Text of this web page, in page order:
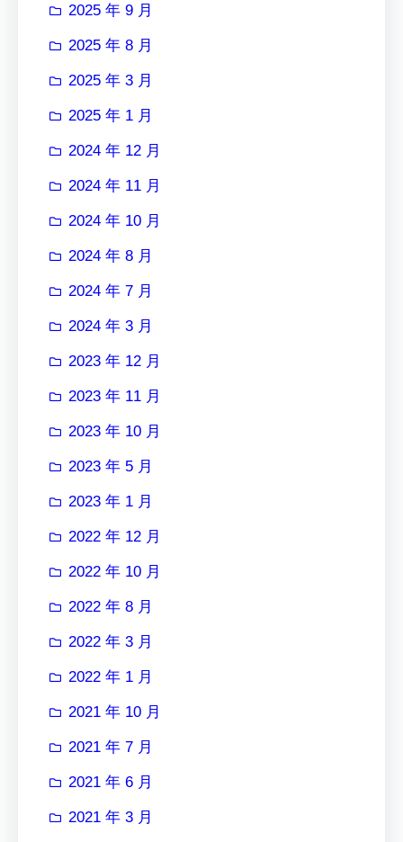
2025 年 9 月
2025 年 8 月
2025 年 3 月
2025 年 1 月
2024 年 12 月
2024 年 11 月
2024 年 10 月
2024 年 8 月
2024 年 7 月
2024 年 3 月
2023 年 12 月
2023 年 11 月
2023 年 10 月
2023 年 5 月
2023 年 1 月
2022 年 12 月
2022 年 10 月
2022 年 8 月
2022 年 3 月
2022 年 1 月
2021 年 10 月
2021 年 7 月
2021 年 6 月
2021 年 3 月